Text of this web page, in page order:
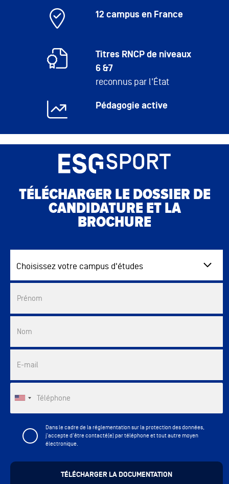
12 campus en France
Titres RNCP de niveaux
6 &7
reconnus par l'État
Pédagogie active
TÉLÉCHARGER LE DOSSIER DE
CANDIDATURE ET LA
BROCHURE
Choisissez votre campus d'études
Prénom
Nom
E-mail
Téléphone
Dans le cadre de la réglementation sur la protection des données,
j'accepte d'être contacté(e) par téléphone et tout autre moyen
électronique.